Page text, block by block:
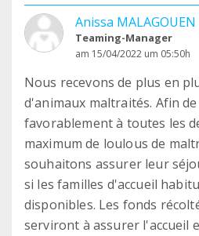
Anissa MALAGOUEN
Teaming-Manager
am 15/04/2022 um 05:50h
Nous recevons de plus en
d'animaux maltraités. Afin
favorablement à toutes les
maximum de loulous de
souhaitons assurer leur
si les familles d'accueil
disponibles. Les fonds
serviront à assurer l'accueil